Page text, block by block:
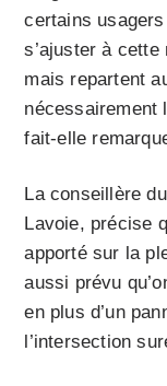
certains
s’ajuster à cette
mais repartent
nécessairement
fait-elle
La conseillère
Lavoie, précise
apporté sur la
aussi prévu
en plus d’un
l’intersection